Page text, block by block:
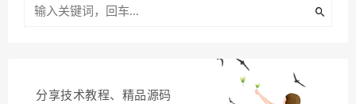
分享技术教程、精品源码